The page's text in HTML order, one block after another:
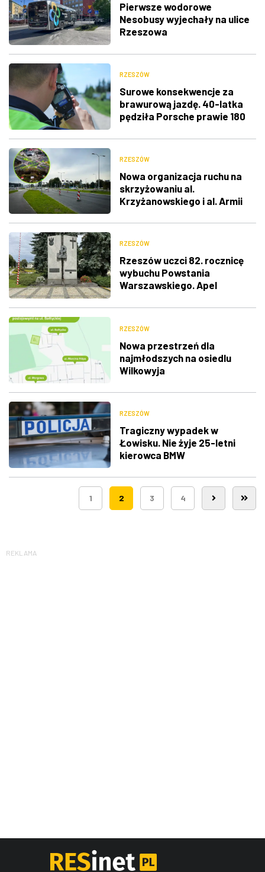
Pierwsze wodorowe
Nesobusy wyjechały na ulice
Rzeszowa
RZESZÓW
Surowe konsekwencje za
brawurową jazdę. 40-latka
pędziła Porsche prawie 180
RZESZÓW
Nowa organizacja ruchu na
skrzyżowaniu al.
Krzyżanowskiego i al. Armii
RZESZÓW
Rzeszów uczci 82. rocznicę
wybuchu Powstania
Warszawskiego. Apel
wspólne śpiewanie
RZESZÓW
Nowa przestrzeń dla
najmłodszych na osiedlu
Wilkowyja
RZESZÓW
Tragiczny wypadek w
Łowisku. Nie żyje 25-letni
kierowca BMW
1 2 3 4
REKLAMA